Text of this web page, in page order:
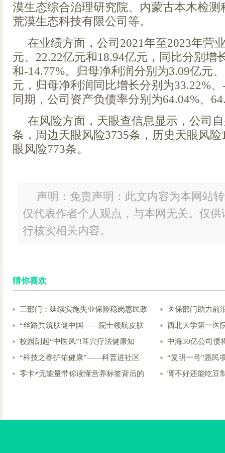
漠生态综合治理研究院、内蒙古本木检
荒漠生态科技有限公司等。
在业绩方面，公司2021年至2023年营
元、22.22亿元和18.94亿元，同比分别增
和-14.77%。归母净利润分别为3.09亿元
元，归母净利润同比增长分别为33.22%、
同期，公司资产负债率分别为64.04%、
在风险方面，天眼查信息显示，公司
条，周边天眼风险3735条，历史天眼风
眼风险773条。
声明：免责声明：此文内容为本网站
仅代表作者个人观点，与本网无关。仅
行核实相关内容。
猜你喜欢
三部门：延续实施失业保险稳岗惠民政
医保部门助力前
“丝路共筑肤健中国——院士领航皮肤
西北大学第一医
校园刮起“中医风”!耳穴疗法健康知
中海30亿公司债
“科技之春护佑健康”——科普进社区
“复明一号”惠民
零卡≠无能量带你读懂营养标签背后的
肾不好还能吃豆